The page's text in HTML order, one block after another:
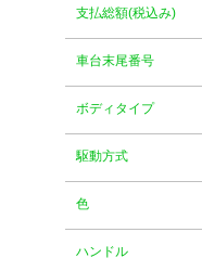
支払総額(税込み)
車台末尾番号
ボディタイプ
駆動方式
⾊
ハンドル